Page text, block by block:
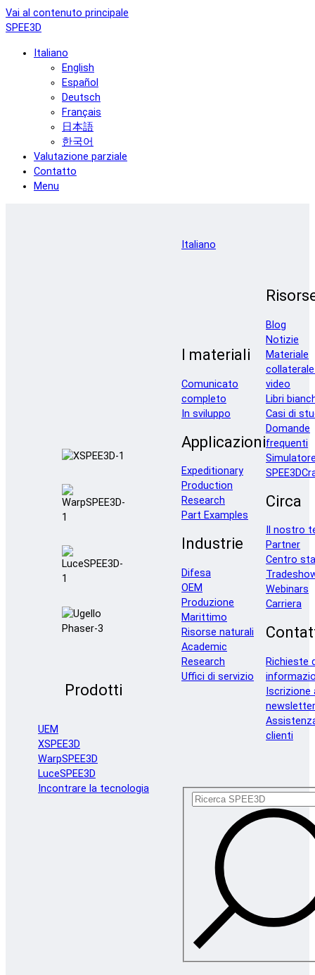
Vai al contenuto principale
SPEE3D
Italiano
English
Español
Deutsch
Français
日本語
한국어
Valutazione parziale
Contatto
Menu
Prodotti
UEM
XSPEE3D
WarpSPEE3D
LuceSPEE3D
Incontrare la tecnologia
Italiano
I materiali
Comunicato
completo
In sviluppo
Applicazioni
Expeditionary
Production
Research
Part Examples
Industrie
Difesa
OEM
Produzione
Marittimo
Risorse naturali
Academic
Research
Uffici di servizio
Blog
Notizie
Materiale
video
Libri
Casi di
Domande
frequenti
Circa
Il nostro
Partner
Centro
Webinars
Carriera
Richieste
Iscrizione
newsletter
clienti